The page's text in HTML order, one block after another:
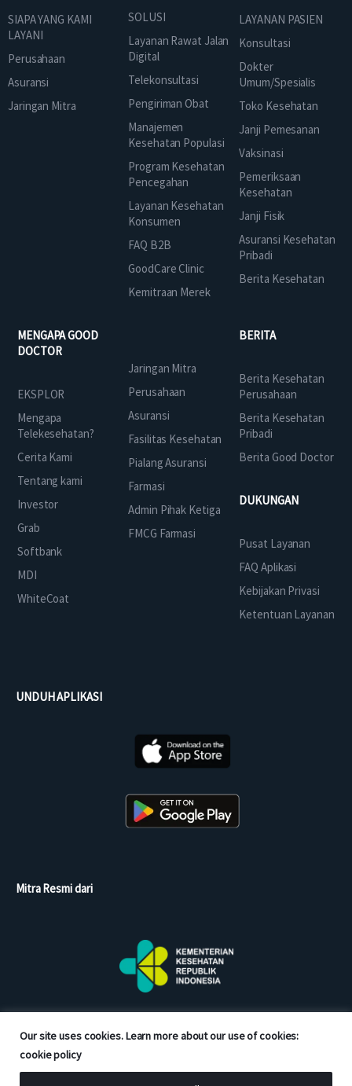
Our site uses cookies. Learn more about our use of cookies:
cookie policy
SIAPA YANG KAMI
LAYANI
Perusahaan
Asuransi
Jaringan Mitra
SOLUSI
Layanan Rawat Jalan
Digital
Telekonsultasi
Pengiriman Obat
Manajemen
Kesehatan Populasi
Program Kesehatan
Pencegahan
Layanan Kesehatan
Konsumen
FAQ B2B
GoodCare Clinic
Kemitraan Merek
LAYANAN PASIEN
Konsultasi
Dokter
Umum/Spesialis
Toko Kesehatan
Janji Pemesanan
Vaksinasi
Pemeriksaan
Kesehatan
Janji Fisik
Asuransi Kesehatan
Pribadi
Berita Kesehatan
MENGAPA GOOD
DOCTOR
EKSPLOR
Mengapa
Telekesehatan?
Cerita Kami
Tentang kami
Investor
Grab
Softbank
MDI
WhiteCoat
Jaringan Mitra
Perusahaan
Asuransi
Fasilitas Kesehatan
Pialang Asuransi
Farmasi
Admin Pihak Ketiga
FMCG Farmasi
BERITA
Berita Kesehatan
Perusahaan
Berita Kesehatan
Pribadi
Berita Good Doctor
DUKUNGAN
Pusat Layanan
FAQ Aplikasi
Kebijakan Privasi
Ketentuan Layanan
UNDUH APLIKASI
Mitra Resmi dari